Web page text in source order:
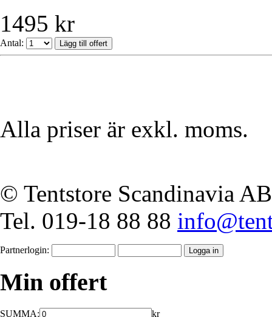
1495 kr
Antal:
Alla priser är exkl. moms.
© Tentstore Scandinavia AB
Tel. 019-18 88 88
Partnerlogin:
Min offert
SUMMA: kr